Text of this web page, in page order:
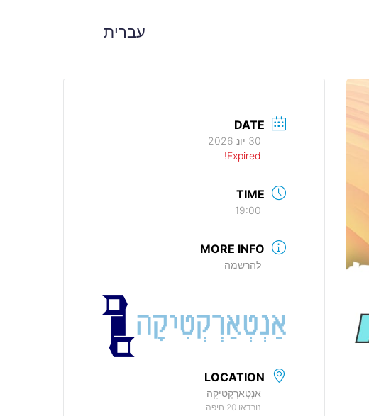
עברית
DATE
30 יונ 2026
Expired!
TIME
19:00
MORE INFO
להרשמה
LOCATION
אַנְטְאַרְקְטִיקָה
נורדאו 20 חיפה